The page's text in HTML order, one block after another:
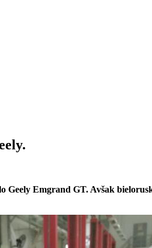
Geely Emgrand GT. Avšak